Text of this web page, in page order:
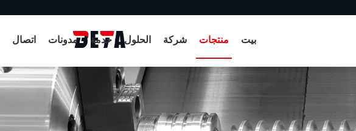
بيت منتجات شركة الحلول خدمة مدونات اتصال